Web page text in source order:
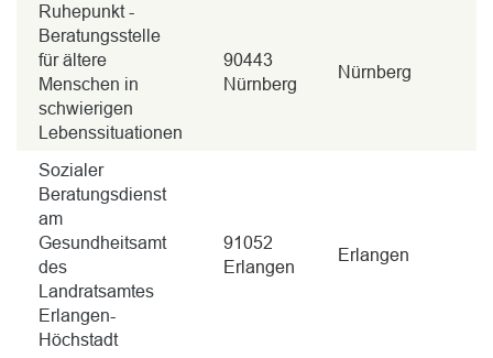
Ruhepunkt -
Beratungsstelle
für ältere
Menschen in
schwierigen
Lebenssituationen
90443
Nürnberg
Nürnberg
Sozialer
Beratungsdienst
am
Gesundheitsamt
des
Landratsamtes
Erlangen-
Höchstadt
91052
Erlangen
Erlangen